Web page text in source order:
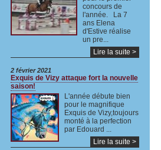
concours de
l'année. La 7
ans Elena
d'Estive réalise
un pre...
Lire la suite >
2 février 2021
Exquis de Vizy attaque fort la nouvelle
saison!
L'année débute bien
pour le magnifique
Exquis de Vizy,toujours
monté à la perfection
par Edouard ...
Lire la suite >